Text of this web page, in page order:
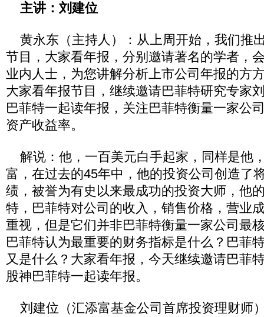
主讲：刘建位
黄永东（主持人）：从上周开始，我们推
节目，大家看年报，分别邀请著名的学者，
业内人士，为您讲解分析上市公司年报的方
大家看年报节目，继续邀请巴菲特研究专家
巴菲特一起读年报，关注巴菲特衡量一家公
资产收益率。
解说：他，一百美元白手起家，同样是他
富，在过去的45年中，他的投资公司创造了
绩，被誉为有史以来最成功的投资大师，他
特，巴菲特对公司的收入，销售价格，营业
重视，但是它们并非巴菲特衡量一家公司最
巴菲特认为最重要的财务指标是什么？巴菲
又是什么？大家看年报，今天继续邀请巴菲
股神巴菲特一起读年报。
刘建位（汇添富基金公司首席投资理财师